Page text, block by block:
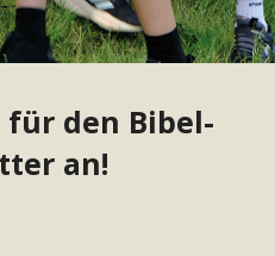
für den Bibel-
an!